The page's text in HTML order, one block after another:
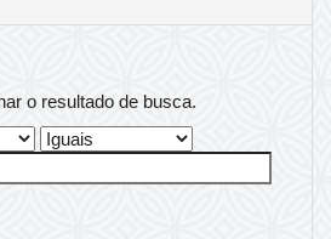
o resultado de busca.